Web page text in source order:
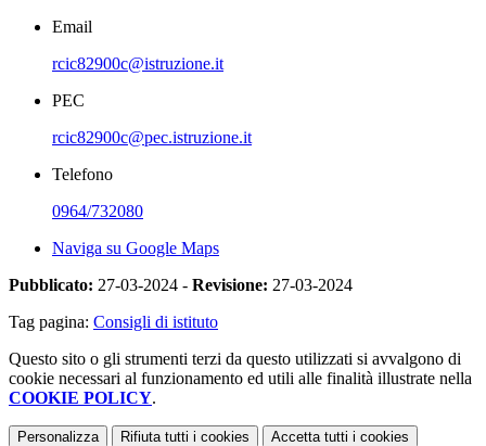
Email
rcic82900c@istruzione.it
PEC
rcic82900c@pec.istruzione.it
Telefono
0964/732080
Naviga su Google Maps
Pubblicato: 27-03-2024 - Revisione: 27-03-2024
Tag pagina: Consigli di istituto
Questo sito o gli strumenti terzi da questo utilizzati si avvalgono di
cookie necessari al funzionamento ed utili alle finalità illustrate nella
COOKIE POLICY.
Personalizza Rifiuta tutti i cookies Accetta tutti i cookies